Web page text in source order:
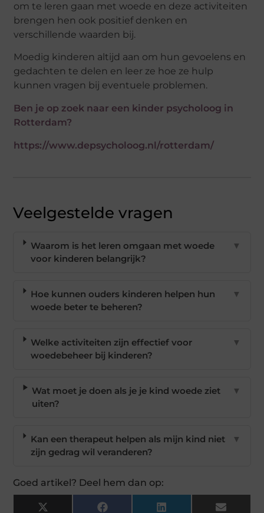
om te leren gaan met woede en deze activiteiten
brengen hen ook positief denken en
verschillende waarden bij.
Moedig kinderen altijd aan om hun gevoelens en
gedachten te delen en leer ze hoe ze hulp
kunnen vragen bij eventuele problemen.
Ben je op zoek naar een kinder psycholoog in
Rotterdam?
https://www.depsycholoog.nl/rotterdam/
Veelgestelde vragen
Waarom is het leren omgaan met woede
voor kinderen belangrijk?
▼
Hoe kunnen ouders kinderen helpen hun
woede beter te beheren?
▼
Welke activiteiten zijn effectief voor
woedebeheer bij kinderen?
▼
Wat moet je doen als je je kind woede ziet
uiten?
▼
Kan een therapeut helpen als mijn kind niet
zijn gedrag wil veranderen?
▼
Goed artikel? Deel hem dan op: